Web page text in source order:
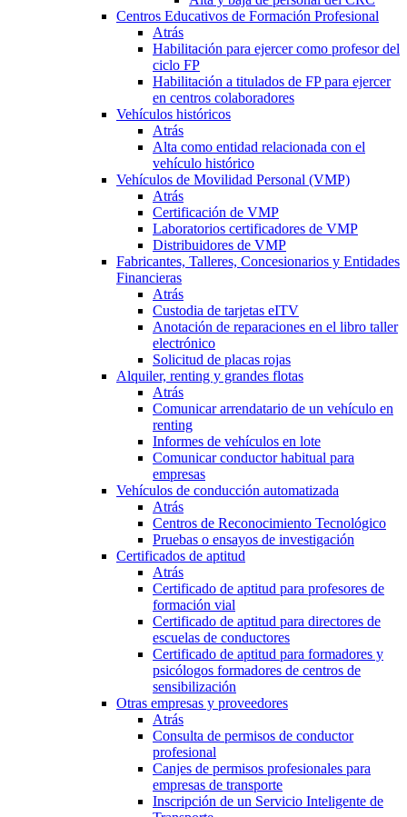
Centros Educativos de Formación Profesional
Atrás
Habilitación para ejercer como profesor del
ciclo FP
Habilitación a titulados de FP para ejercer
en centros colaboradores
Vehículos históricos
Atrás
Alta como entidad relacionada con el
vehículo histórico
Vehículos de Movilidad Personal (VMP)
Atrás
Certificación de VMP
Laboratorios certificadores de VMP
Distribuidores de VMP
Fabricantes, Talleres, Concesionarios y Entidades
Financieras
Atrás
Custodia de tarjetas eITV
Anotación de reparaciones en el libro taller
electrónico
Solicitud de placas rojas
Alquiler, renting y grandes flotas
Atrás
Comunicar arrendatario de un vehículo en
renting
Informes de vehículos en lote
Comunicar conductor habitual para
empresas
Vehículos de conducción automatizada
Atrás
Centros de Reconocimiento Tecnológico
Pruebas o ensayos de investigación
Certificados de aptitud
Atrás
Certificado de aptitud para profesores de
formación vial
Certificado de aptitud para directores de
escuelas de conductores
Certificado de aptitud para formadores y
psicólogos formadores de centros de
sensibilización
Otras empresas y proveedores
Atrás
Consulta de permisos de conductor
profesional
Canjes de permisos profesionales para
empresas de transporte
Inscripción de un Servicio Inteligente de